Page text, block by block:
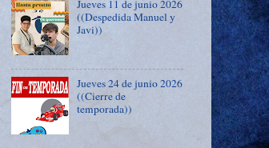
Jueves 11 de junio 2026
((Despedida Manuel y
Javi))
Jueves 24 de junio 2026
((Cierre de
temporada))